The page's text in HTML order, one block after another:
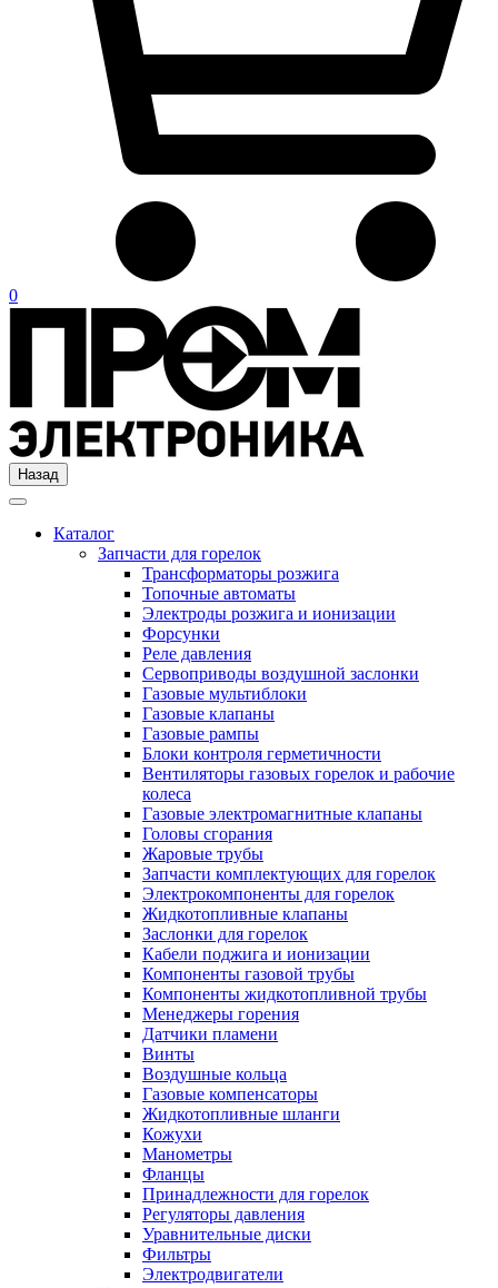
0
Назад
Каталог
Запчасти для горелок
Трансформаторы розжига
Топочные автоматы
Электроды розжига и ионизации
Форсунки
Реле давления
Сервоприводы воздушной заслонки
Газовые мультиблоки
Газовые клапаны
Газовые рампы
Блоки контроля герметичности
Вентиляторы газовых горелок и рабочие
колеса
Газовые электромагнитные клапаны
Головы сгорания
Жаровые трубы
Запчасти комплектующих для горелок
Электрокомпоненты для горелок
Жидкотопливные клапаны
Заслонки для горелок
Кабели поджига и ионизации
Компоненты газовой трубы
Компоненты жидкотопливной трубы
Менеджеры горения
Датчики пламени
Винты
Воздушные кольца
Газовые компенсаторы
Жидкотопливные шланги
Кожухи
Манометры
Фланцы
Принадлежности для горелок
Регуляторы давления
Уравнительные диски
Фильтры
Электродвигатели